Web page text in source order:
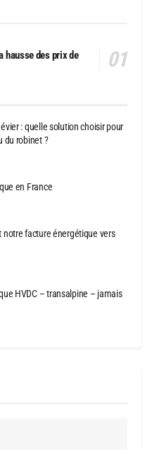
hausse des prix de
: quelle solution choisir pour
du robinet ?
en France
notre facture énergétique vers
HVDC – transalpine – jamais